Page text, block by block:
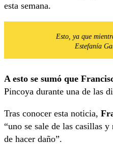
esta semana.
Esto, ya que
Estefanía
A esto se sumó que
Pincoya durante una de las
Tras conocer esta noticia,
“uno se sale de las casillas
de hacer daño”.